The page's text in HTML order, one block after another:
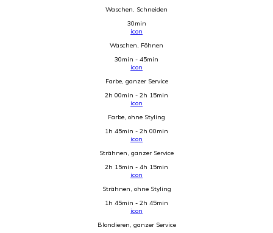
Waschen, Schneiden
30min
icon
Waschen, Föhnen
30min - 45min
icon
Farbe, ganzer Service
2h 00min - 2h 15min
icon
Farbe, ohne Styling
1h 45min - 2h 00min
icon
Strähnen, ganzer Service
2h 15min - 4h 15min
icon
Strähnen, ohne Styling
1h 45min - 2h 45min
icon
Blondieren, ganzer Service